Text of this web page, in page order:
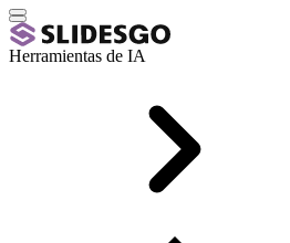
Herramientas de IA